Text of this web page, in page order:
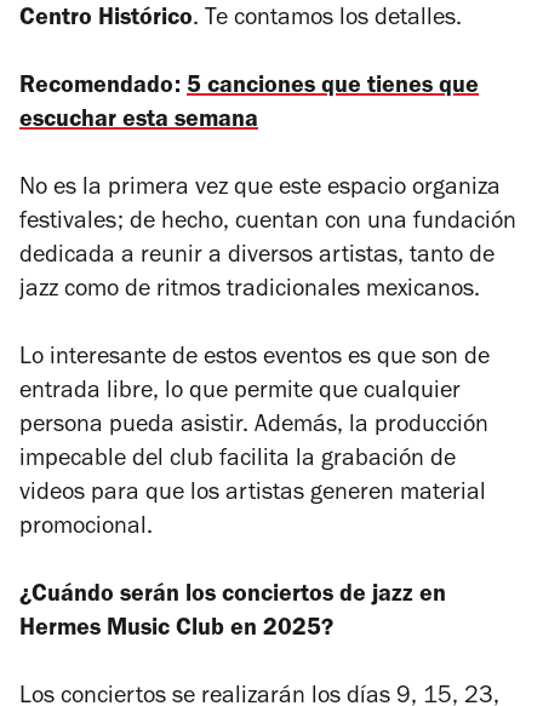
Centro Histórico. Te contamos los detalles.
Recomendado: 5 canciones que tienes que
escuchar esta semana
No es la primera vez que este espacio organiza
festivales; de hecho, cuentan con una fundación
dedicada a reunir a diversos artistas, tanto de
jazz como de ritmos tradicionales mexicanos.
Lo interesante de estos eventos es que son de
entrada libre, lo que permite que cualquier
persona pueda asistir. Además, la producción
impecable del club facilita la grabación de
videos para que los artistas generen material
promocional.
¿Cuándo serán los conciertos de jazz en
Hermes Music Club en 2025?
Los conciertos se realizarán los días 9, 15, 23,